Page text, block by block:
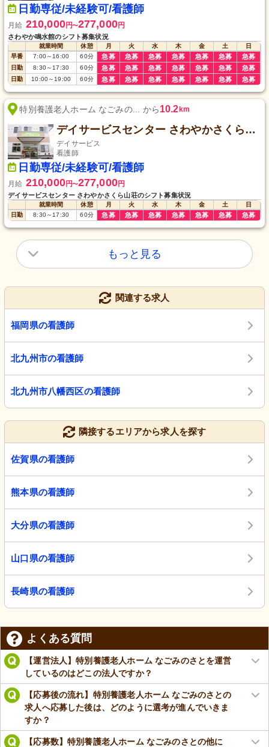
日勤専従/未経験可/看護師
月給 210,000円〜277,000円
さわやか鳴水館のシフト募集状況
就業時間 休憩 月 火 水 木 金 土
日
早番
7:00～16:00 60分 急募 急募 急募 急募 急募 急募 急募
日勤 8:30～17:30 60分 急募 急募 急募 急募 急募 急募 急募
日勤 10:00～19:00 60分 急募 急募 急募 急募 急募 急募 急募
特別養護老人ホーム なごみの... から10.2km
デイサービスセンター さわやかさくら山荘
デイサービス
看護師
日勤専従/未経験可/看護師
月給 210,000円〜277,000円
デイサービスセンター さわやかさくら山荘のシフト募集状況
就業時間 休憩 月 火 水 木 金 土
日
日勤
8:30～17:30 60分 急募 急募 急募 急募 急募 急募 急募
もっと見る
関連する求人
福岡県の看護師
北九州市の看護師
北九州市八幡西区の看護師
隣接するエリアから求人を探す
佐賀県の看護師
熊本県の看護師
大分県の看護師
山口県の看護師
長崎県の看護師
よくある質問
【運営法人】特別養護老人ホーム なごみのさとを運営
しているのはどこの法人ですか？
【応募後の流れ】特別養護老人ホーム なごみのさとの
求人へ応募した後は、どのように選考が進んでいきま
すか？
【応募数】特別養護老人ホーム なごみのさとの他に